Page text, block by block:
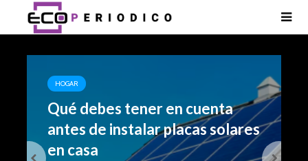
HOGAR
Qué debes tener en cuenta
antes de instalar placas solares
en casa